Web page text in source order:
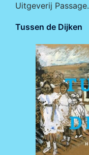
Uitgeverij Passage.
Tussen de Dijken